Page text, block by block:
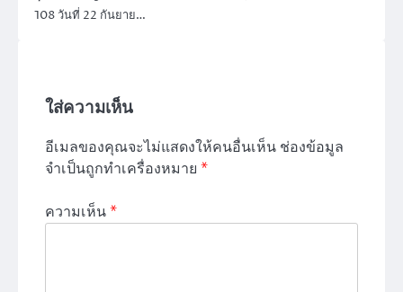
108 วันที่ 22 กันยาย…
ใส่ความเห็น
อีเมลของคุณจะไม่แสดงให้คนอื่นเห็น ช่องข้อมูล
จำเป็นถูกทำเครื่องหมาย *
ความเห็น*